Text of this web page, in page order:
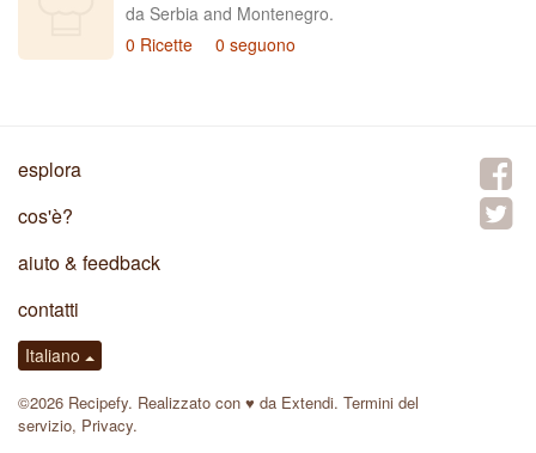
da Serbia and Montenegro.
0 Ricette
0 seguono
esplora
cos'è?
aiuto & feedback
contatti
Italiano
©2026 Recipefy. Realizzato con ♥ da Extendi. Termini del
servizio, Privacy.